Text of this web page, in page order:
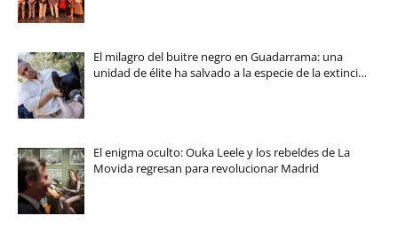
El milagro del buitre negro en Guadarrama: una
unidad de élite ha salvado a la especie de la extinci…
El enigma oculto: Ouka Leele y los rebeldes de La
Movida regresan para revolucionar Madrid